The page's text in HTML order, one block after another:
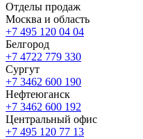
Отделы продаж
Москва и область
+7 495 120 04 04
Белгород
+7 4722 779 330
Сургут
+7 3462 600 190
Нефтеюганск
+7 3462 600 192
Центральный офис
+7 495 120 77 13